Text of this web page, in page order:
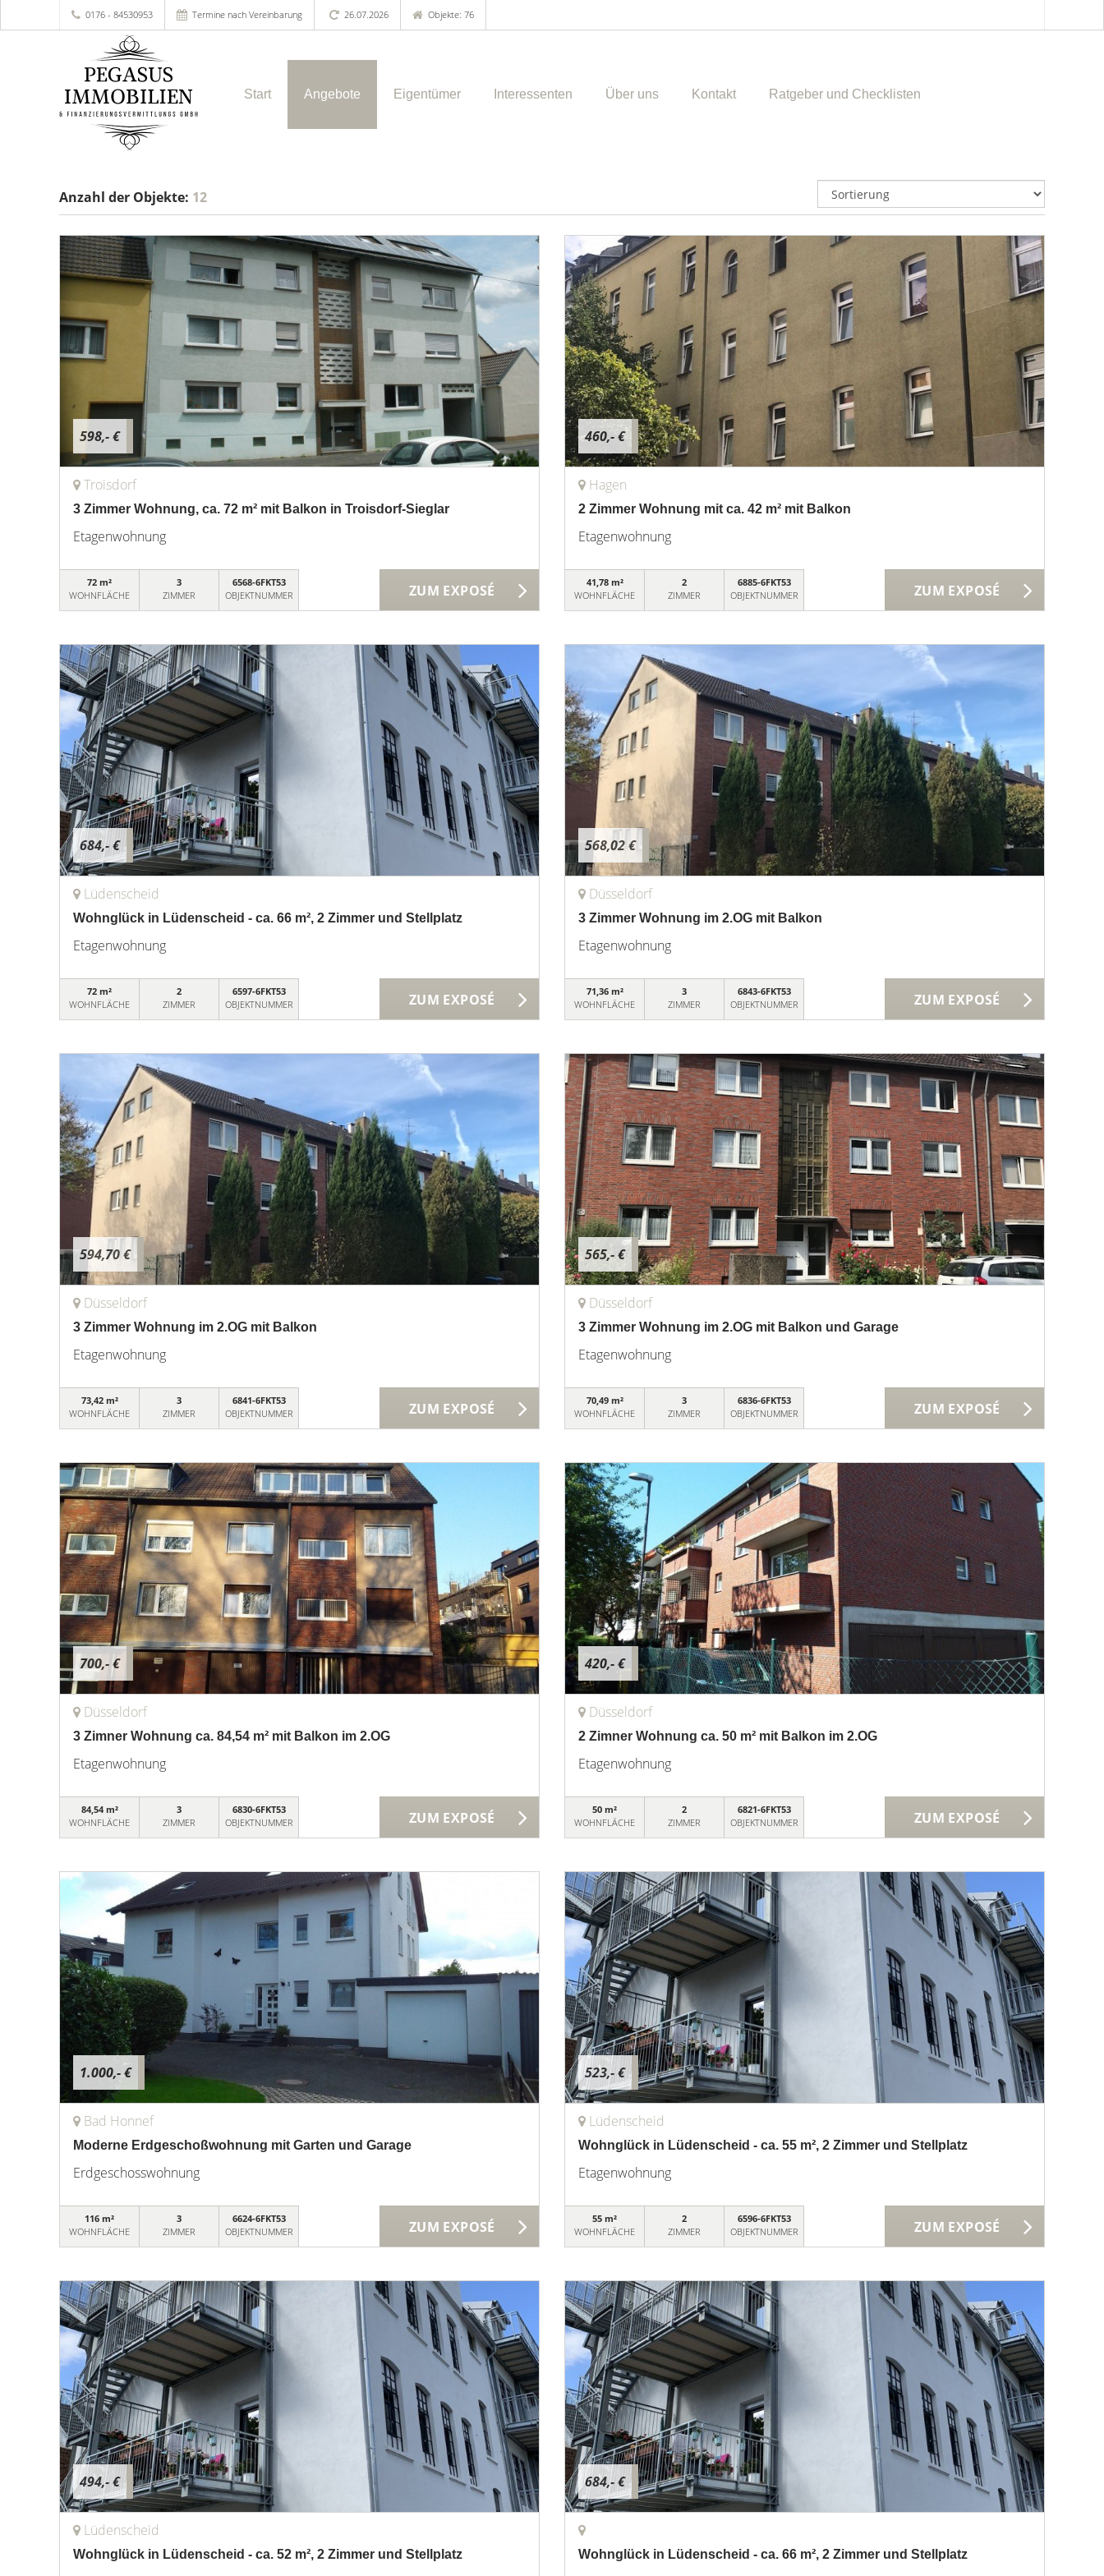
0176 - 84530953 Termine nach Vereinbarung 26.07.2026 Objekte: 76
Start Angebote Eigentümer Interessenten Über uns Kontakt Ratgeber und Checklisten
Anzahl der Objekte: 12
598,- €
Troisdorf
3 Zimmer Wohnung, ca. 72 m² mit Balkon in Troisdorf-Sieglar
Etagenwohnung
72 m²
WOHNFLÄCHE
3
ZIMMER
6568-6FKT53
OBJEKTNUMMER
ZUM EXPOSÉ
460,- €
Hagen
2 Zimmer Wohnung mit ca. 42 m² mit Balkon
Etagenwohnung
41,78 m²
WOHNFLÄCHE
2
ZIMMER
6885-6FKT53
OBJEKTNUMMER
ZUM EXPOSÉ
684,- €
Lüdenscheid
Wohnglück in Lüdenscheid - ca. 66 m², 2 Zimmer und Stellplatz
Etagenwohnung
72 m²
WOHNFLÄCHE
2
ZIMMER
6597-6FKT53
OBJEKTNUMMER
ZUM EXPOSÉ
568,02 €
Düsseldorf
3 Zimmer Wohnung im 2.OG mit Balkon
Etagenwohnung
71,36 m²
WOHNFLÄCHE
3
ZIMMER
6843-6FKT53
OBJEKTNUMMER
ZUM EXPOSÉ
594,70 €
Düsseldorf
3 Zimmer Wohnung im 2.OG mit Balkon
Etagenwohnung
73,42 m²
WOHNFLÄCHE
3
ZIMMER
6841-6FKT53
OBJEKTNUMMER
ZUM EXPOSÉ
565,- €
Düsseldorf
3 Zimmer Wohnung im 2.OG mit Balkon und Garage
Etagenwohnung
70,49 m²
WOHNFLÄCHE
3
ZIMMER
6836-6FKT53
OBJEKTNUMMER
ZUM EXPOSÉ
700,- €
Düsseldorf
3 Zimner Wohnung ca. 84,54 m² mit Balkon im 2.OG
Etagenwohnung
84,54 m²
WOHNFLÄCHE
3
ZIMMER
6830-6FKT53
OBJEKTNUMMER
ZUM EXPOSÉ
420,- €
Düsseldorf
2 Zimner Wohnung ca. 50 m² mit Balkon im 2.OG
Etagenwohnung
50 m²
WOHNFLÄCHE
2
ZIMMER
6821-6FKT53
OBJEKTNUMMER
ZUM EXPOSÉ
1.000,- €
Bad Honnef
Moderne Erdgeschoßwohnung mit Garten und Garage
Erdgeschosswohnung
116 m²
WOHNFLÄCHE
3
ZIMMER
6624-6FKT53
OBJEKTNUMMER
ZUM EXPOSÉ
523,- €
Lüdenscheid
Wohnglück in Lüdenscheid - ca. 55 m², 2 Zimmer und Stellplatz
Etagenwohnung
55 m²
WOHNFLÄCHE
2
ZIMMER
6596-6FKT53
OBJEKTNUMMER
ZUM EXPOSÉ
494,- €
Lüdenscheid
Wohnglück in Lüdenscheid - ca. 52 m², 2 Zimmer und Stellplatz
684,- €
Wohnglück in Lüdenscheid - ca. 66 m², 2 Zimmer und Stellplatz